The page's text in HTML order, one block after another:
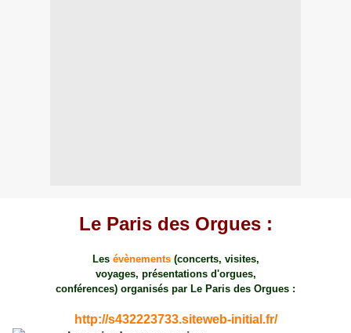
Le Paris des Orgues :
Les évènements(concerts, visites,
voyages, présentations d'orgues,
conférences ) organisés par Le Paris des Orgues :
http://s432223733.siteweb-initial.fr/